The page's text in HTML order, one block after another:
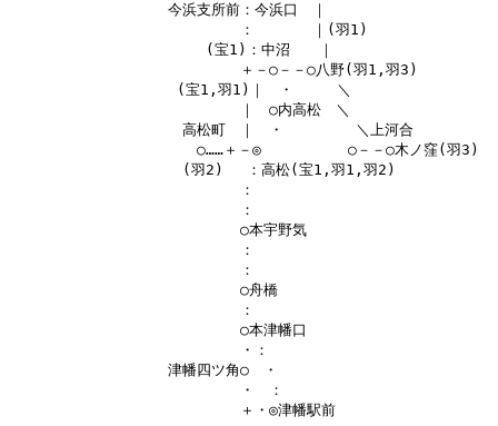
今浜支所前：今浜口　｜
：　　　　｜(羽1)
(宝1)：中沼　　｜
＋－○－－○八野(羽1,羽3)
(宝1,羽1)｜　・　　　＼
｜　○内高松　＼
高松町　｜　・　　　　　＼上河合
○……＋－◎　　　　　　○－－○木ノ窪(羽3)
(羽2) 　：高松(宝1,羽1,羽2)
：
：
○本宇野気
：
：
○舟橋
：
○本津幡口
・：
津幡四ツ角○　・
・　：
＋・◎津幡駅前